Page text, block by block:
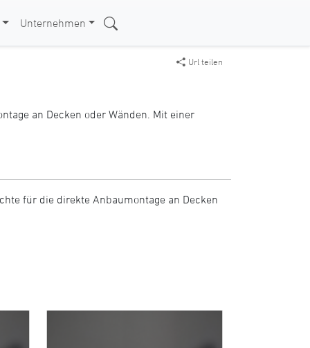
Unternehmen
Url teilen
an Decken oder Wänden. Mit einer
für die direkte Anbaumontage an Decken